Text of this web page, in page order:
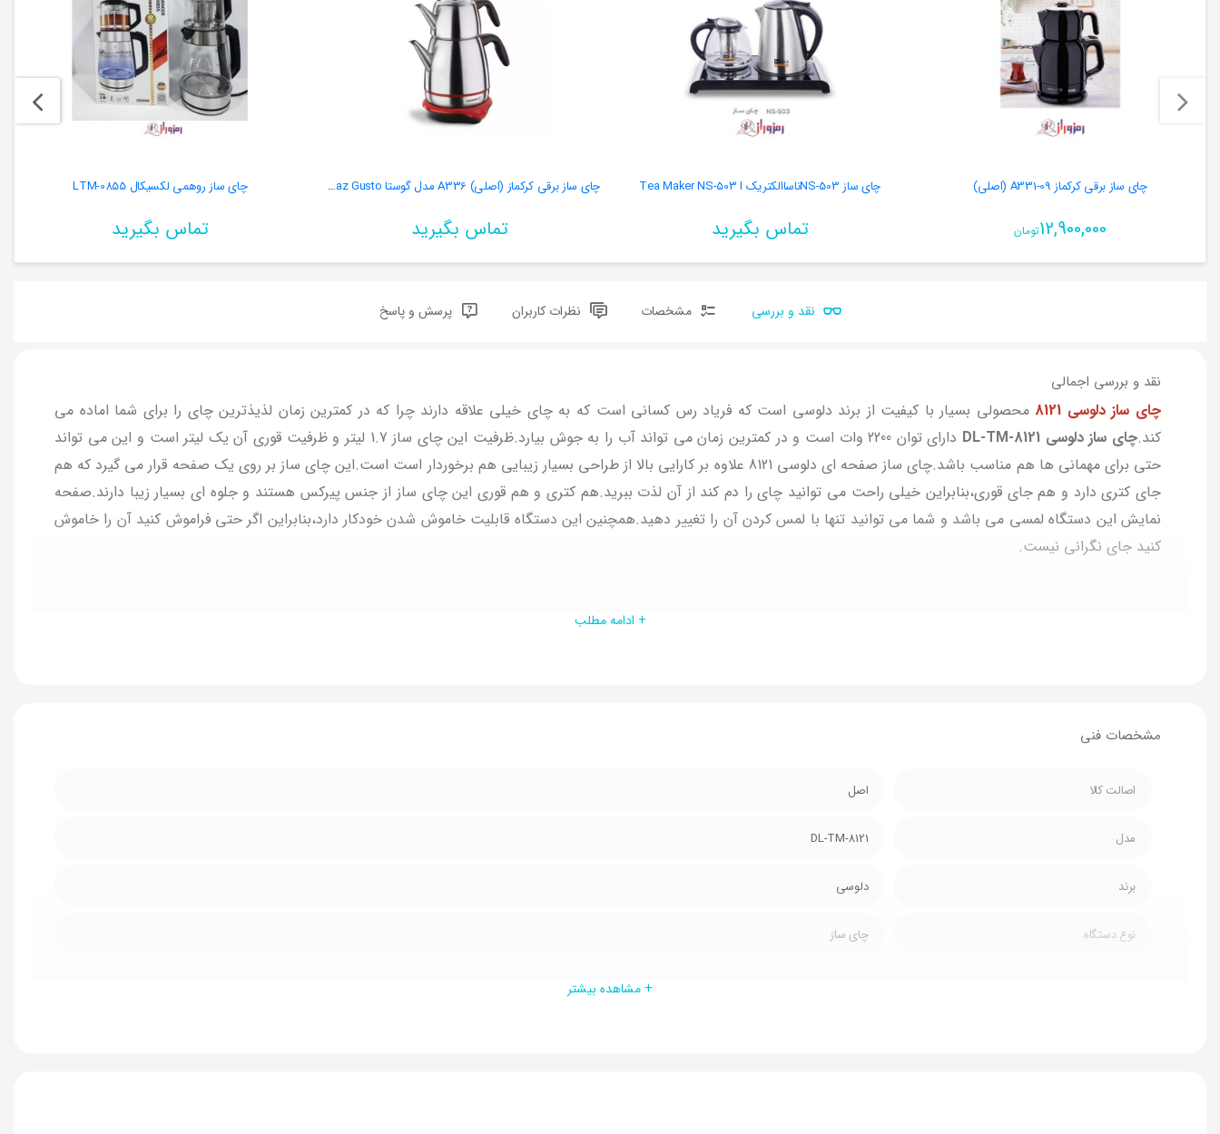
چای ساز برقی کرکماز A331-09 (اصلی)
12,900,000تومان
چای ساز NS-503ناساالکتریک ا Tea Maker NS-503
تماس بگیرید
چای ساز برقی کرکماز (اصلی) A336 مدل گوستا Korkmaz Gusto
تماس بگیرید
چای ساز روهمی لکسیکال LTM-0855
تماس بگیرید
نقد و بررسی مشخصات نظرات کاربران پرسش و پاسخ
نقد و بررسی اجمالی
چای ساز دلوسی 8121
محصولی بسیار با کیفیت از برند دلوسی است که فریاد رس کسانی است که به چای خیلی علاقه دارند چرا که در کمترین زمان لذیذترین چای را برای شما اماده می
کند.چای ساز دلوسی DL-TM-8121
دارای توان 2200 وات است و در کمترین زمان می تواند آب را به جوش بیارد.ظرفیت این چای ساز 1.7 لیتر و ظرفیت قوری آن یک لیتر است و این می تواند
حتی برای مهمانی ها هم مناسب باشد.چای ساز صفحه ای دلوسی 8121 علاوه بر کارایی بالا از طراحی بسیار زیبایی هم برخوردار است است.این چای ساز بر روی یک صفحه قرار می گیرد که هم
جای کتری دارد و هم جای قوری،بنابراین خیلی راحت می توانید چای را دم کند از آن لذت ببرید.هم کتری و هم قوری این چای ساز از جنس پیرکس هستند و جلوه ای بسیار زیبا دارند.صفحه
نمایش این دستگاه لمسی می باشد و شما می توانید تنها با لمس کردن آن را تغییر دهید.همچنین این دستگاه قابلیت خاموش شدن خودکار دارد،بنابراین اگر حتی فراموش کنید آن را خاموش
کنید جای نگرانی نیست.
+ ادامه مطلب
مشخصات فنی
اصالت کالا اصل
مدل DL-TM-8121
برند دلوسی
نوع دستگاه چای ساز
+ مشاهده بیشتر